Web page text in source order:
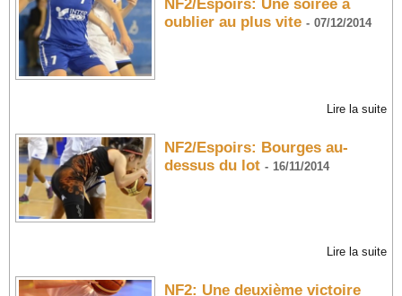
NF2/Espoirs: Une soirée à
oublier au plus vite - 07/12/2014
Lire la suite
NF2/Espoirs: Bourges au-
dessus du lot - 16/11/2014
Lire la suite
NF2: Une deuxième victoire